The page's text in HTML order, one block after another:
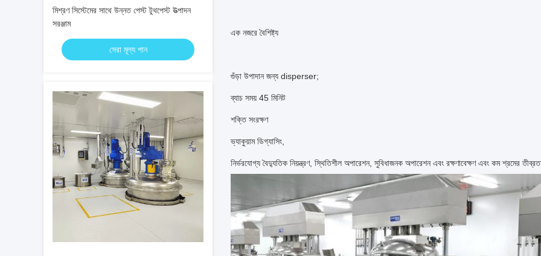
মিশ্রণ সিস্টেমের সাথে উন্নত পেস্ট টুথপেস্ট উত্পাদন
সরঞ্জাম
সেরা মূল্য পান
এক নজরে বৈশিষ্ট্য
গুঁড়া উপাদান জন্য disperser;
ব্যাচ সময় 45 মিনিট
শক্তি সংরক্ষণ
ভ্যাকুয়াম ডিগ্যাসিং,
নির্ভরযোগ্য বৈদ্যুতিক নিয়ন্ত্রণ, স্থিতিশীল অপারেশন, সুবিধাজনক অপারেশন এবং রক্ষণাবেক্ষণ এবং কম শ্রমের